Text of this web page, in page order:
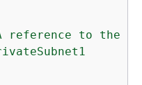
reference to the